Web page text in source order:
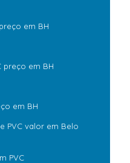
em BH
preço em BH
em BH
PVC valor em Belo
PVC